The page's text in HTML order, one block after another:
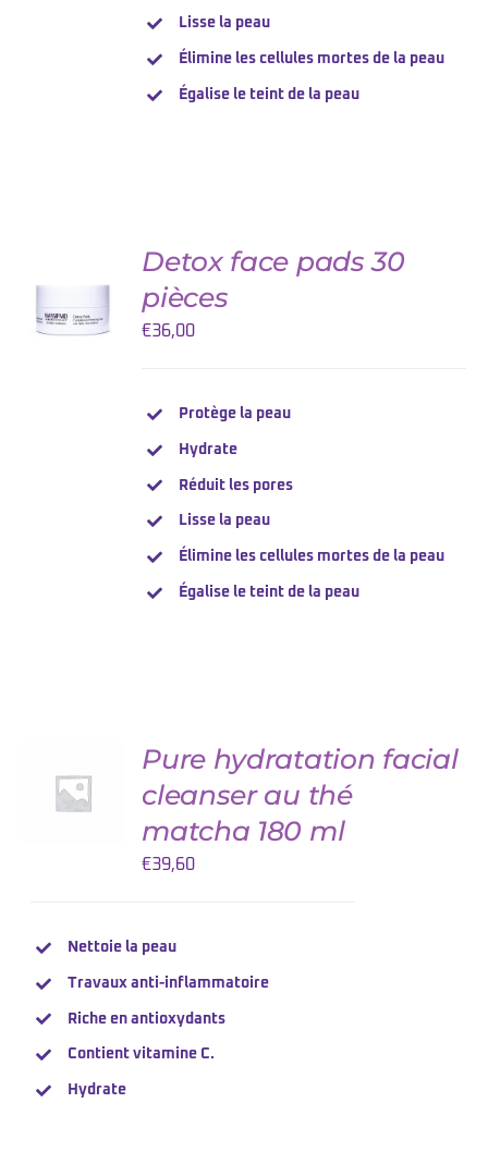
Lisse la peau
Élimine les cellules mortes de la peau
Égalise le teint de la peau
/
Detox face pads 30
pièces
€36,00
Protège la peau
Hydrate
Réduit les pores
Lisse la peau
Élimine les cellules mortes de la peau
Égalise le teint de la peau
AU
PANIER
Pure hydratation facial
cleanser au thé
matcha 180 ml
€39,60
Nettoie la peau
Travauxanti-inflammatoire
Riche en antioxydants
ContientvitamineC.
Hydrate